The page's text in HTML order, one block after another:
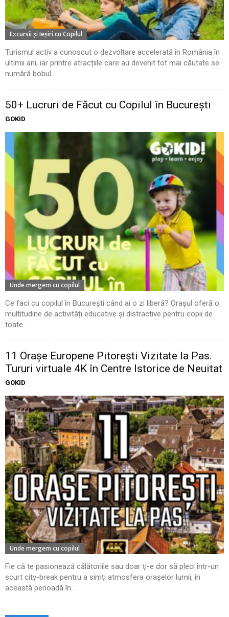
Excursii şi Ieşiri cu Copilul
Turismul activ a cunoscut o dezvoltare accelerată în România în
ultimii ani, iar printre atracțiile care au devenit tot mai căutate se
numără bobul...
50+ Lucruri de Făcut cu Copilul în București
GOKID
Unde mergem cu copilul
Ce faci cu copilul în București când ai o zi liberă? Orașul oferă o
multitudine de activități educative și distractive pentru copii de
toate...
11 Oraşe Europene Pitoreşti Vizitate la Pas.
Tururi virtuale 4K în Centre Istorice de Neuitat
GOKID
Unde mergem cu copilul
Fie că te pasionează călătoriile sau doar ţi-e dor să pleci într-un
scurt city-break pentru a simţi atmosfera oraşelor lumii, în
această perioadă în...